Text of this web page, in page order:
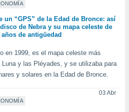
un “GPS” de la Edad de Bronce: así
de Nebra y su mapa celeste de
años de antigüedad
en 1999, es el mapa celeste más
y las Pléyades, y se utilizaba para
y solares en la Edad de Bronce.
03 Abr